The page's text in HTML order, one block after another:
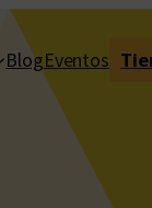
BlogEventos